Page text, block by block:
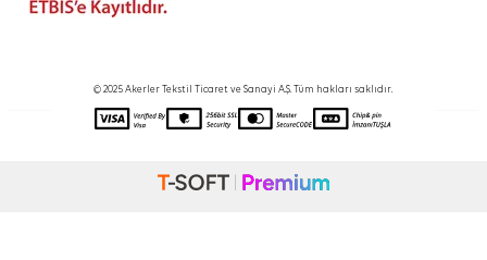
© 2025 Akerler Tekstil Ticaret ve Sanayi A.Ş. Tüm hakları saklıdır.